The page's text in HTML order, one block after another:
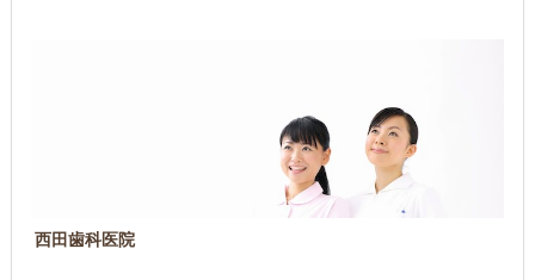
西田歯科医院